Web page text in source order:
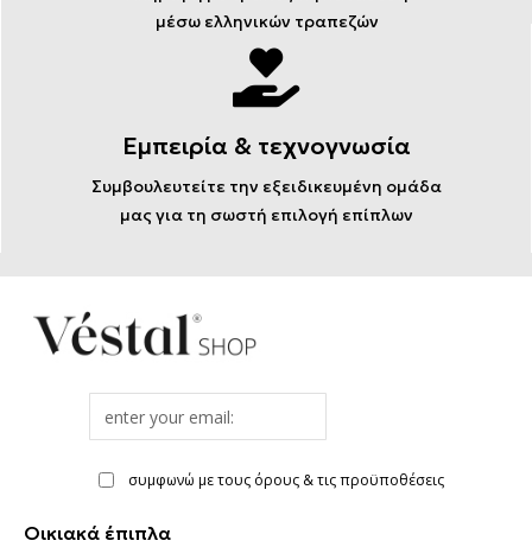
μέσω ελληνικών τραπεζών
Εμπειρία & τεχνογνωσία
Συμβουλευτείτε την εξειδικευμένη ομάδα
μας για τη σωστή επιλογή επίπλων
συμφωνώ με τους όρους & τις προϋποθέσεις
Οικιακά έπιπλα